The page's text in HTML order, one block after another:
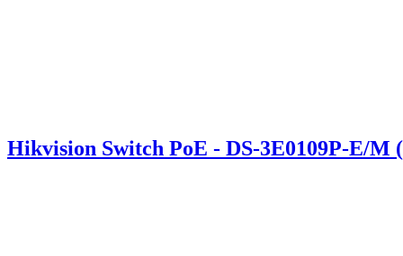
Hikvision Switch PoE - DS-3E0109P-E/M